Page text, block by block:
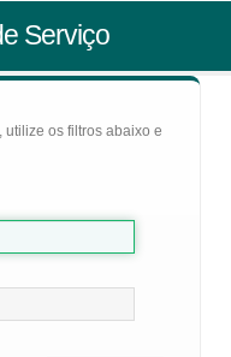
Serviço
utilize os filtros abaixo e